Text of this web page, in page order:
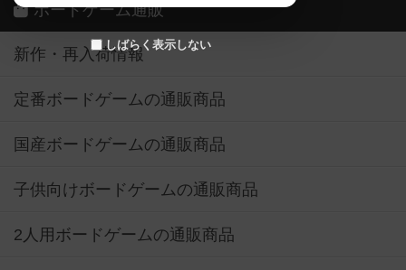
しばらく表示しない
ボードゲーム通販
新作・再入荷情報
定番ボードゲームの通販商品
国産ボードゲームの通販商品
子供向けボードゲームの通販商品
2人用ボードゲームの通販商品